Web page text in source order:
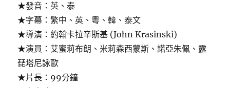
★發音：英、泰
★字幕：繁中、英、粵、韓、泰文
★導演：約翰卡拉辛斯基 (John Krasinski)
★演員：艾蜜莉布朗、米莉森西蒙斯、諾亞朱佩、露
琵塔尼詠歐
★片長：99分鐘